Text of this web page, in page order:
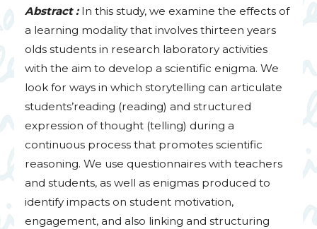
Abstract : In this study, we examine the effects of
a learning modality that involves thirteen years
olds students in research laboratory activities
with the aim to develop a scientific enigma. We
look for ways in which storytelling can articulate
students’reading (reading) and structured
expression of thought (telling) during a
continuous process that promotes scientific
reasoning. We use questionnaires with teachers
and students, as well as enigmas produced to
identify impacts on student motivation,
engagement, and also linking and structuring